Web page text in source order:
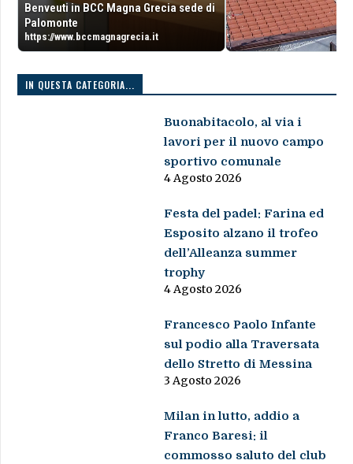
Benveuti in BCC Magna Grecia sede di
Palomonte
https://www.bccmagnagrecia.it
IN QUESTA CATEGORIA...
Buonabitacolo, al via i
lavori per il nuovo campo
sportivo comunale
4 Agosto 2026
Festa del padel: Farina ed
Esposito alzano il trofeo
dell’Alleanza summer
trophy
4 Agosto 2026
Francesco Paolo Infante
sul podio alla Traversata
dello Stretto di Messina
3 Agosto 2026
Milan in lutto, addio a
Franco Baresi: il
commosso saluto del club